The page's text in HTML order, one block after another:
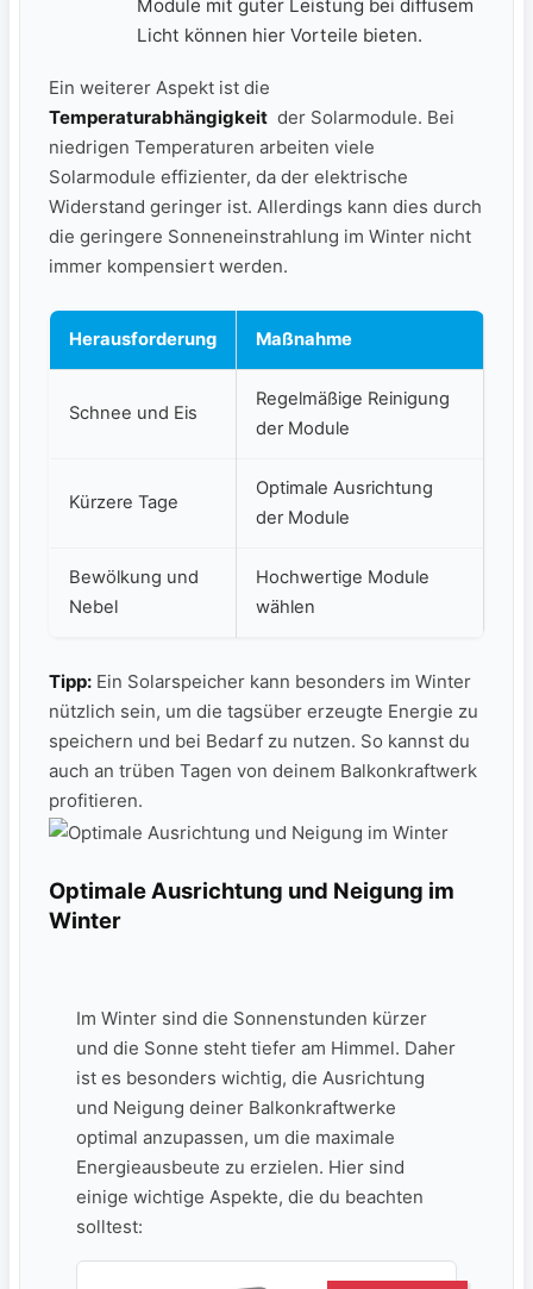
Module mit guter ⁢Leistung bei diffusem
Licht können hier Vorteile bieten.
Ein weiterer Aspekt​ ist die
Temperaturabhängigkeit ​ der Solarmodule. Bei
niedrigen Temperaturen arbeiten viele
Solarmodule effizienter, ‍da ⁢der ⁢elektrische
Widerstand geringer ​ist. Allerdings kann ⁤dies durch
die geringere Sonneneinstrahlung ⁤im Winter nicht
immer kompensiert werden.
Herausforderung Maßnahme
Schnee und Eis
Regelmäßige Reinigung
der Module
Kürzere⁢ Tage
Optimale Ausrichtung
‍der Module
Bewölkung und
Nebel
Hochwertige Module
wählen
Tipp: Ein ​Solarspeicher kann besonders⁤ im Winter
nützlich sein, um die ‌tagsüber erzeugte Energie zu
speichern und⁤ bei Bedarf zu nutzen. So⁤ kannst du
auch an trüben Tagen ⁢von deinem Balkonkraftwerk
profitieren.
Optimale Ausrichtung und Neigung im
Winter
Im Winter‍ sind die Sonnenstunden kürzer
und die Sonne ⁤steht⁤ tiefer am Himmel. Daher
ist es besonders‌ wichtig, ⁣die Ausrichtung
und Neigung deiner ‍Balkonkraftwerke
optimal ⁣anzupassen, ⁤um die⁤ maximale‌
Energieausbeute zu erzielen. Hier sind
einige wichtige⁤ Aspekte, ⁤die du beachten
solltest: